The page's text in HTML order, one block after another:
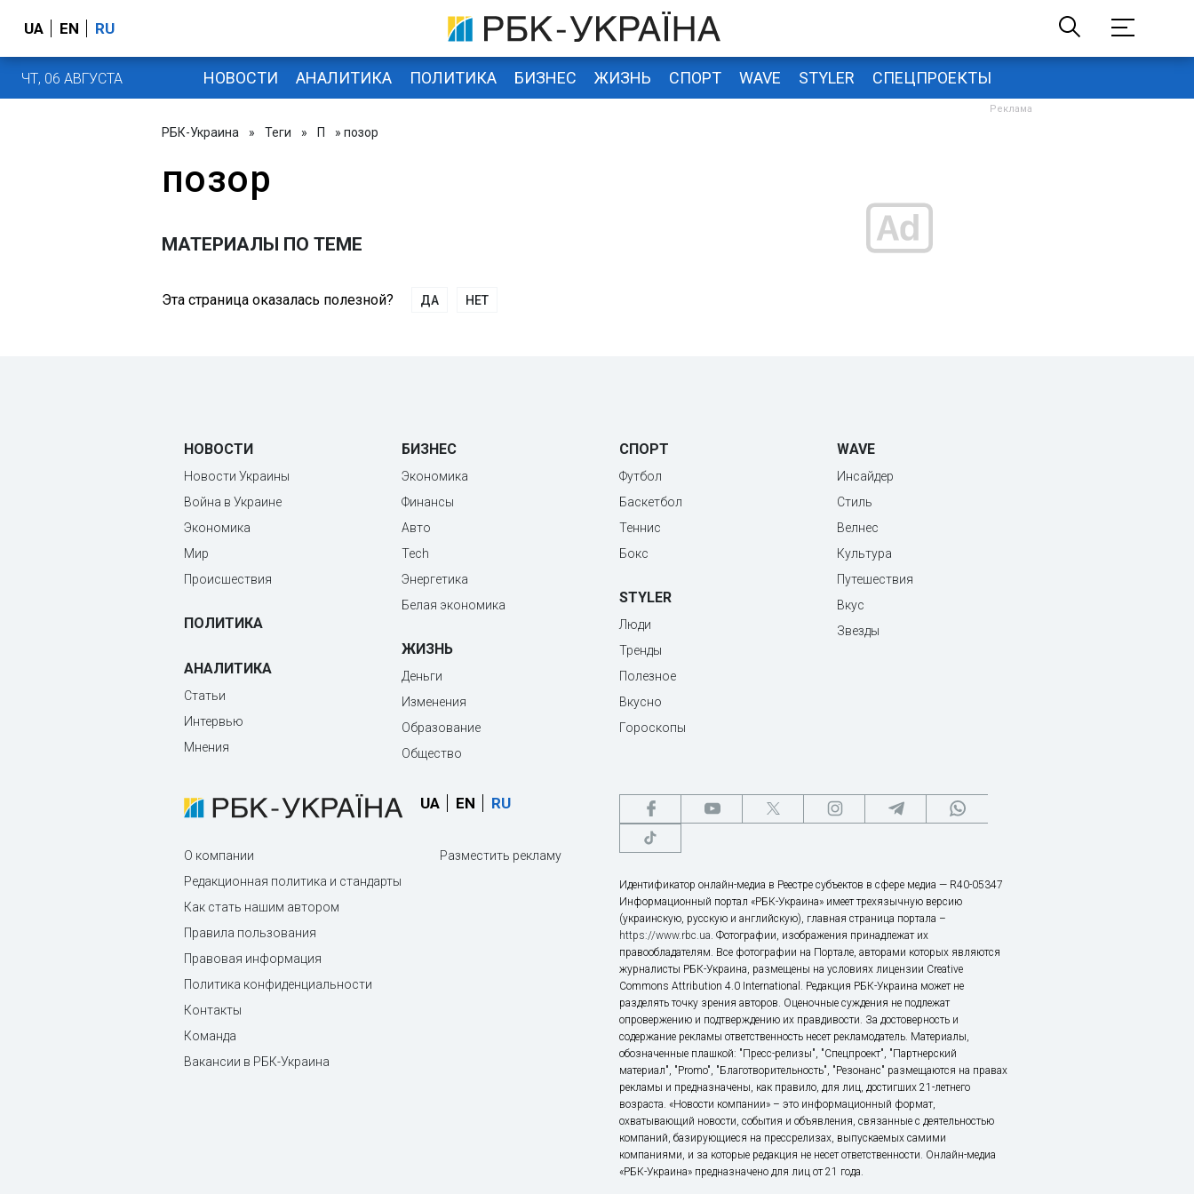
UA EN RU
ЧТ, 06 АВГУСТА НОВОСТИ АНАЛИТИКА ПОЛИТИКА БИЗНЕС ЖИЗНЬ СПОРТ WAVE STYLER СПЕЦПРОЕКТЫ
РБК-Украина » Теги » П » позор
позор
МАТЕРИАЛЫ ПО ТЕМЕ
Эта страница оказалась полезной? ДА НЕТ
НОВОСТИ
Новости Украины
Война в Украине
Экономика
Мир
Происшествия
ПОЛИТИКА
АНАЛИТИКА
Статьи
Интервью
Мнения
БИЗНЕС
Экономика
Финансы
Авто
Tech
Энергетика
Белая экономика
ЖИЗНЬ
Деньги
Изменения
Образование
Общество
СПОРТ
Футбол
Баскетбол
Теннис
Бокс
STYLER
Люди
Тренды
Полезное
Вкусно
Гороскопы
WAVE
Инсайдер
Стиль
Велнес
Культура
Путешествия
Вкус
Звезды
UA EN RU
О компании
Редакционная политика и стандарты
Как стать нашим автором
Правила пользования
Правовая информация
Политика конфиденциальности
Контакты
Команда
Вакансии в РБК-Украина
Разместить рекламу
Идентификатор онлайн-медиа в Реестре субъектов в сфере медиа — R40-05347
Информационный портал «РБК-Украина» имеет трехязычную версию
(украинскую, русскую и английскую), главная страница портала –
https://www.rbc.ua. Фотографии, изображения принадлежат их
правообладателям. Все фотографии на Портале, авторами которых являются
журналисты РБК-Украина, размещены на условиях лицензии Creative
Commons Attribution 4.0 International. Редакция РБК-Украина может не
разделять точку зрения авторов. Оценочные суждения не подлежат
опровержению и подтверждению их правдивости. За достоверность и
содержание рекламы ответственность несет рекламодатель. Материалы,
обозначенные плашкой: "Пресс-релизы", "Спецпроект", "Партнерский
материал", "Promo", "Благотворительность", "Резонанс" размещаются на правах
рекламы и предназначены, как правило, для лиц, достигших 21-летнего
возраста. «Новости компании» – это информационный формат,
охватывающий новости, события и объявления, связанные с деятельностью
компаний, базирующиеся на прессрелизах, выпускаемых самими
компаниями, и за которые редакция не несет ответственности. Онлайн-медиа
«РБК-Украина» предназначено для лиц от 21 года.